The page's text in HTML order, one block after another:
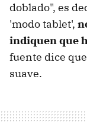
doblado", es
'modo tablet',
indiquen que
fuente dice
suave.